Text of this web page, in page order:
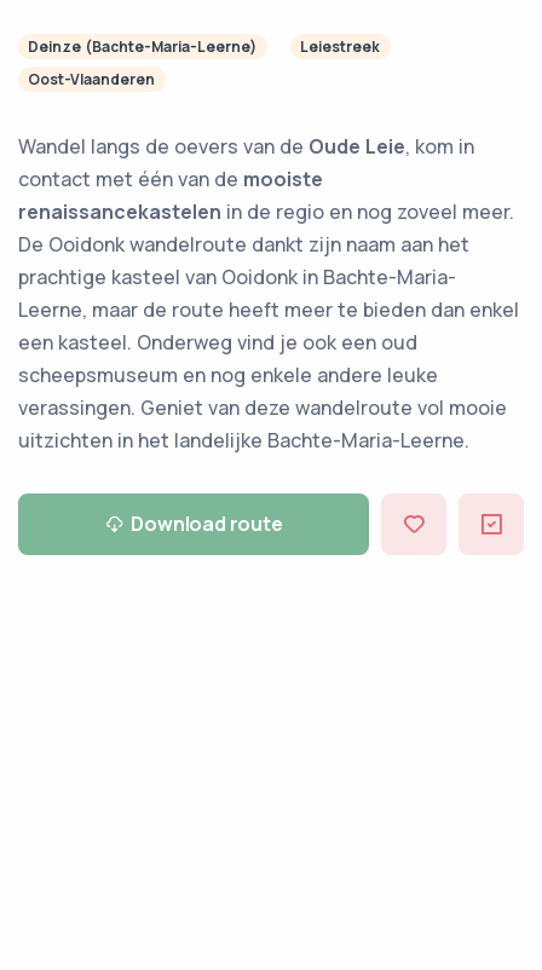
Deinze (Bachte-Maria-Leerne)
Leiestreek
Oost-Vlaanderen
Wandel langs de oevers van de Oude Leie, kom in
contact met één van de mooiste
renaissancekastelen in de regio en nog zoveel meer.
De Ooidonk wandelroute dankt zijn naam aan het
prachtige kasteel van Ooidonk in Bachte-Maria-
Leerne, maar de route heeft meer te bieden dan enkel
een kasteel. Onderweg vind je ook een oud
scheepsmuseum en nog enkele andere leuke
verassingen. Geniet van deze wandelroute vol mooie
uitzichten in het landelijke Bachte-Maria-Leerne.
Download route